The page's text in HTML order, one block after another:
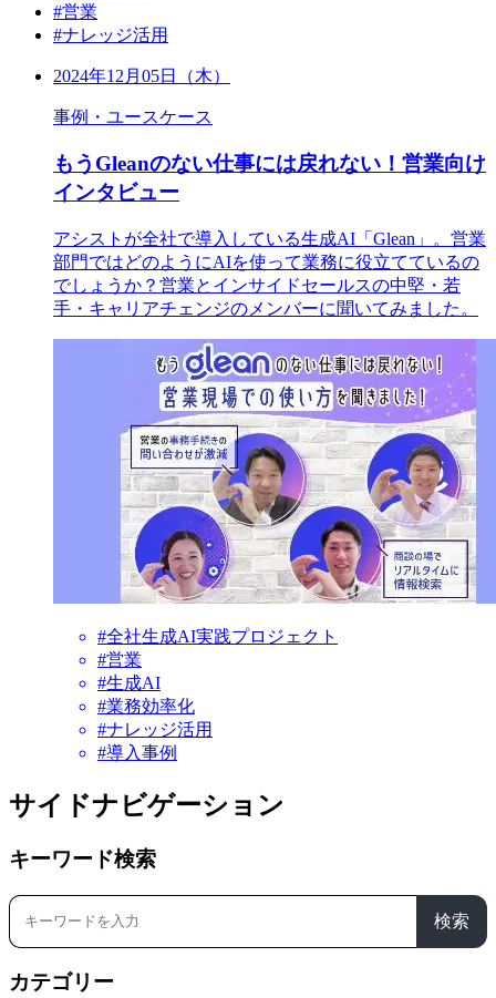
#営業
#ナレッジ活用
2024年12月05日（木）
事例・ユースケース
もうGleanのない仕事には戻れない！営業向け
インタビュー
アシストが全社で導入している生成AI「Glean」。営業
部門ではどのようにAIを使って業務に役立てているの
でしょうか？営業とインサイドセールスの中堅・若
手・キャリアチェンジのメンバーに聞いてみました。
#全社生成AI実践プロジェクト
#営業
#生成AI
#業務効率化
#ナレッジ活用
#導入事例
サイドナビゲーション
キーワード検索
検索
カテゴリー